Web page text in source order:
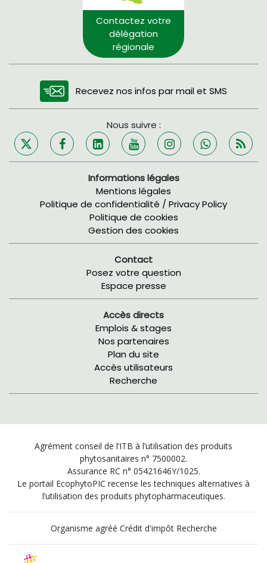
Contactez votre
délégation
régionale
Recevez nos infos par mail et SMS
Nous suivre :
Informations légales
Mentions légales
Politique de confidentialité / Privacy Policy
Politique de cookies
Gestion des cookies
Contact
Posez votre question
Espace presse
Accès directs
Emplois & stages
Nos partenaires
Plan du site
Accès utilisateurs
Recherche
Agrément conseil de l’ITB à l’utilisation des produits
phytosanitaires n° 7500002.
Assurance RC n° 05421646Y/1025.
Le portail EcophytoPIC recense les techniques alternatives à
l’utilisation des produits phytopharmaceutiques.
Organisme agréé Crédit d'impôt Recherche